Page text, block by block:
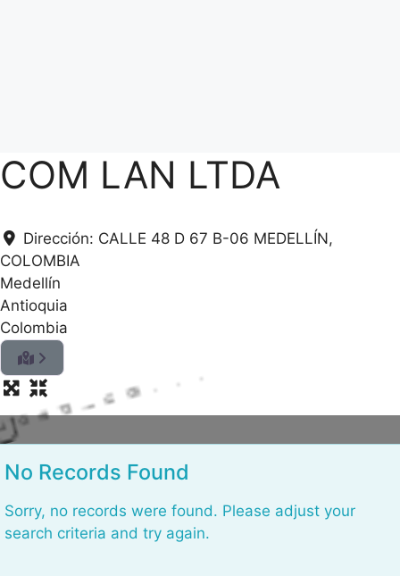
COM LAN LTDA
Dirección: CALLE 48 D 67 B-06 MEDELLÍN,
COLOMBIA
Medellín
Antioquia
Colombia
o
a
d
n
g
No Records Found
Sorry, no records were found. Please adjust your
search criteria and try again.